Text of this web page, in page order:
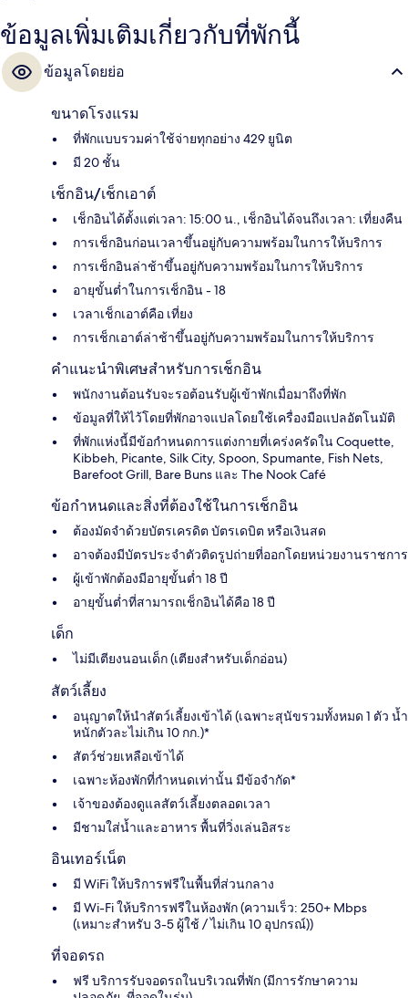
ข้อมูลเพิ่มเติมเกี่ยวกับที่พักนี้
ข้อมูลโดยย่อ
ขนาดโรงแรม
ที่พักแบบรวมค่าใช้จ่ายทุกอย่าง 429 ยูนิต
มี 20 ชั้น
เช็กอิน/เช็กเอาต์
เช็กอินได้ตั้งแต่เวลา: 15:00 น., เช็กอินได้จนถึงเวลา: เที่ยงคืน
การเช็กอินก่อนเวลาขึ้นอยู่กับความพร้อมในการให้บริการ
การเช็กอินล่าช้าขึ้นอยู่กับความพร้อมในการให้บริการ
อายุขั้นต่ำในการเช็กอิน - 18
เวลาเช็กเอาต์คือ เที่ยง
การเช็กเอาต์ล่าช้าขึ้นอยู่กับความพร้อมในการให้บริการ
คำแนะนำพิเศษสำหรับการเช็กอิน
พนักงานต้อนรับจะรอต้อนรับผู้เข้าพักเมื่อมาถึงที่พัก
ข้อมูลที่ให้ไว้โดยที่พักอาจแปลโดยใช้เครื่องมือแปลอัตโนมัติ
ที่พักแห่งนี้มีข้อกำหนดการแต่งกายที่เคร่งครัดใน Coquette,
Kibbeh, Picante, Silk City, Spoon, Spumante, Fish Nets,
Barefoot Grill, Bare Buns และ The Nook Café
ข้อกำหนดและสิ่งที่ต้องใช้ในการเช็กอิน
ต้องมัดจำด้วยบัตรเครดิต บัตรเดบิต หรือเงินสด
อาจต้องมีบัตรประจำตัวติดรูปถ่ายที่ออกโดยหน่วยงานราชการ
ผู้เข้าพักต้องมีอายุขั้นต่ำ 18 ปี
อายุขั้นต่ำที่สามารถเช็กอินได้คือ 18 ปี
เด็ก
ไม่มีเตียงนอนเด็ก (เตียงสำหรับเด็กอ่อน)
สัตว์เลี้ยง
อนุญาตให้นำสัตว์เลี้ยงเข้าได้ (เฉพาะสุนัขรวมทั้งหมด 1 ตัว น้ำ
หนักตัวละไม่เกิน 10 กก.)*
สัตว์ช่วยเหลือเข้าได้
เฉพาะห้องพักที่กำหนดเท่านั้น มีข้อจำกัด*
เจ้าของต้องดูแลสัตว์เลี้ยงตลอดเวลา
มีชามใส่น้ำและอาหาร พื้นที่วิ่งเล่นอิสระ
อินเทอร์เน็ต
มี WiFi ให้บริการฟรีในพื้นที่ส่วนกลาง
มี Wi-Fi ให้บริการฟรีในห้องพัก (ความเร็ว: 250+ Mbps
(เหมาะสำหรับ 3-5 ผู้ใช้ / ไม่เกิน 10 อุปกรณ์))
ที่จอดรถ
ฟรี บริการรับจอดรถในบริเวณที่พัก (มีการรักษาความ